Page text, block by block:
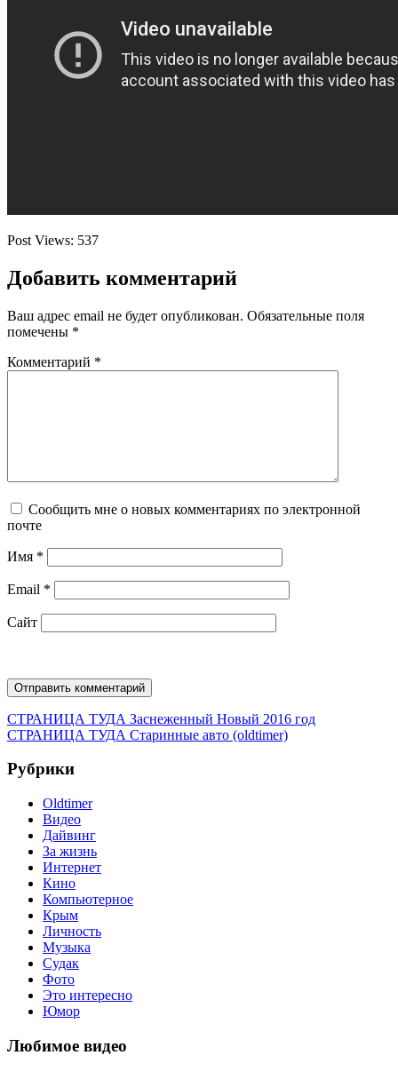
Post Views: 537
Добавить комментарий
Ваш адрес email не будет опубликован. Обязательные поля
помечены *
Комментарий *
Сообщить мне о новых комментариях по электронной
почте
Имя *
Email *
Сайт
Навигация
по
записям
СТРАНИЦА ТУДА Предыдущая
запись:
Заснеженный Новый 2016 год
СТРАНИЦА ТУДА Следующая
Старинные авто (oldtimer)
Рубрики
Oldtimer
Видео
Дайвинг
За жизнь
Интернет
Кино
Компьютерное
Крым
Личность
Музыка
Судак
Фото
Это интересно
Юмор
Любимое видео